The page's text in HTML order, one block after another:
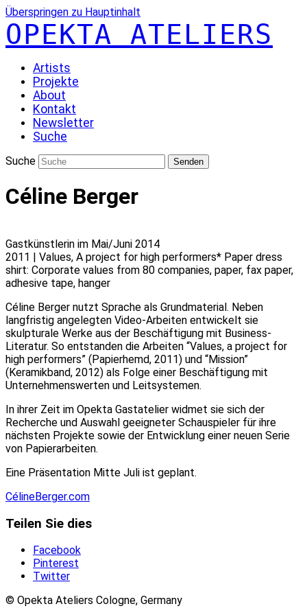
Überspringen zu Hauptinhalt
OPEKTA ATELIERS
Artists
Projekte
About
Kontakt
Newsletter
Suche
Suche Senden
Céline Berger
Gastkünstlerin im Mai/Juni 2014
2011 | Values, A project for high performers* Paper dress
shirt: Corporate values from 80 companies, paper, fax paper,
adhesive tape, hanger
Céline Berger nutzt Sprache als Grundmaterial. Neben
langfristig angelegten Video-Arbeiten entwickelt sie
skulpturale Werke aus der Beschäftigung mit Business-
Literatur. So entstanden die Arbeiten “Values, a project for
high performers” (Papierhemd, 2011) und “Mission”
(Keramikband, 2012) als Folge einer Beschäftigung mit
Unternehmenswerten und Leitsystemen.
In ihrer Zeit im Opekta Gastatelier widmet sie sich der
Recherche und Auswahl geeigneter Schauspieler für ihre
nächsten Projekte sowie der Entwicklung einer neuen Serie
von Papierarbeiten.
Eine Präsentation Mitte Juli ist geplant.
CélineBerger.com
Teilen Sie dies
Facebook
Pinterest
Twitter
© Opekta Ateliers Cologne, Germany